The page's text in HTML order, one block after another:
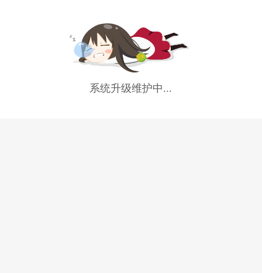
系统升级维护中...